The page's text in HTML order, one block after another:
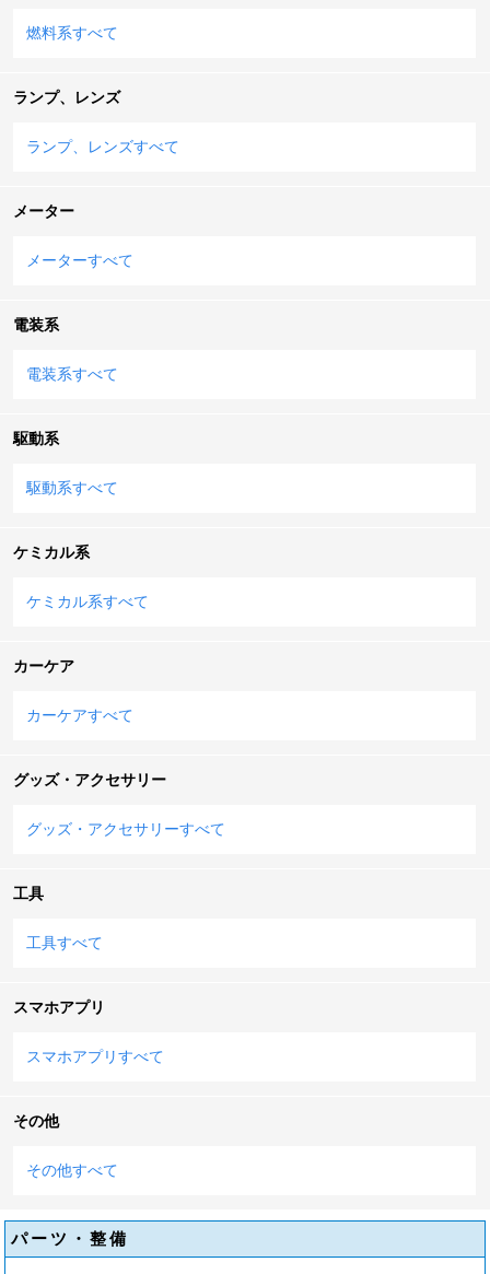
燃料系すべて
ランプ、レンズ
ランプ、レンズすべて
メーター
メーターすべて
電装系
電装系すべて
駆動系
駆動系すべて
ケミカル系
ケミカル系すべて
カーケア
カーケアすべて
グッズ・アクセサリー
グッズ・アクセサリーすべて
工具
工具すべて
スマホアプリ
スマホアプリすべて
その他
その他すべて
パーツ・整備